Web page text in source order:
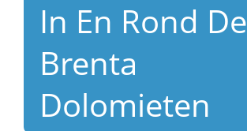
In En Rond De
Brenta
Dolomieten
o
D
e